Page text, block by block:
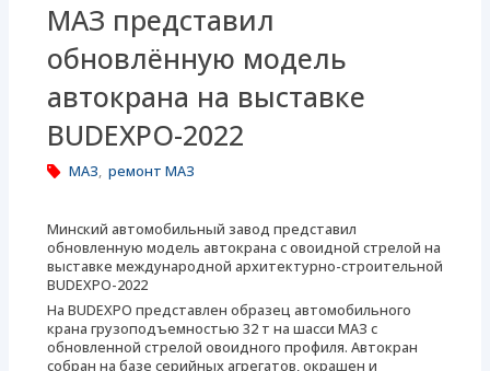
МАЗ представил
обновлённую модель
автокрана на выставке
BUDEXPO-2022
МАЗ, ремонт МАЗ
Минский автомобильный завод представил
обновленную модель автокрана с овоидной стрелой на
выставке международной архитектурно-строительной
BUDEXPO-2022
На BUDEXPO представлен образец автомобильного
крана грузоподъемностью 32 т на шасси МАЗ с
обновленной стрелой овоидного профиля. Автокран
собран на базе серийных агрегатов, окрашен и